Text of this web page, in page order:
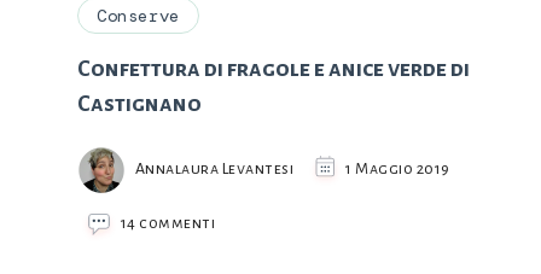
Conserve
Confettura di fragole e anice verde di
Castignano
Annalaura Levantesi 1 Maggio 2019
14 commenti